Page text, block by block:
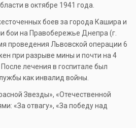
в октябре 1941 года.
боев за города Кашира и
бои на Правобережье Днепра (г.
проведения Львовской операции 6
при разрыве мины и почти на 4
лечения в госпитале был
как инвалид войны.
Звезды», «Отечественной
«За отвагу», «За победу над